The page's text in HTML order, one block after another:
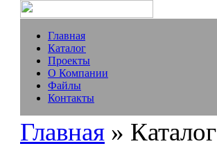
Главная
Каталог
Проекты
О Компании
Файлы
Контакты
Главная » Каталог